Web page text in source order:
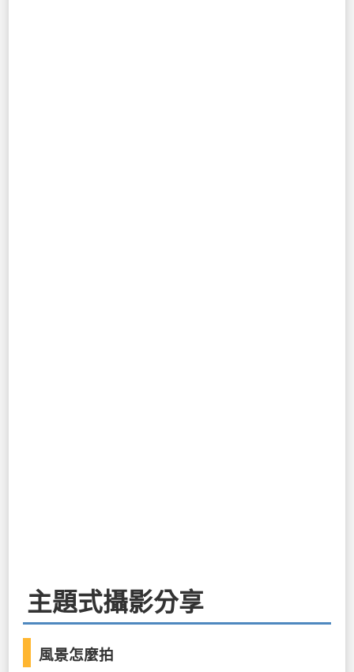
主題式攝影分享
風景怎麼拍